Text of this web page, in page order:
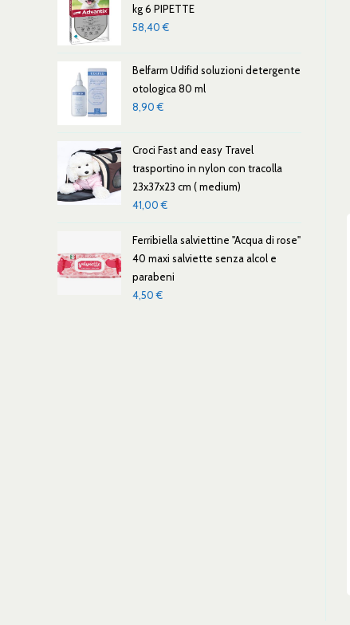
kg 6 PIPETTE
58,40€
Belfarm Udifid soluzioni detergente
otologica 80 ml
8,90€
Croci Fast and easy Travel
trasportino in nylon con tracolla
23x37x23 cm ( medium)
41,00€
Ferribiella salviettine "Acqua di rose"
40 maxi salviette senza alcol e
parabeni
4,50€